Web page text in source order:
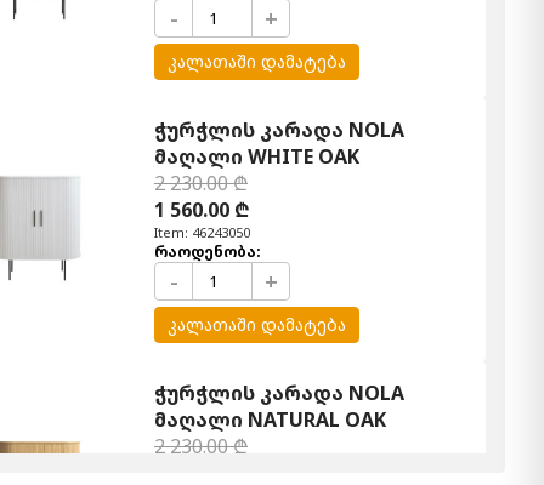
- +
კალათაში დამატება
ჭურჭლის კარადა NOLA
მაღალი WHITE OAK
2 230.00 ₾
1 560.00 ₾
Item: 46243050
რაოდენობა:
- +
კალათაში დამატება
ჭურჭლის კარადა NOLA
მაღალი NATURAL OAK
2 230.00 ₾